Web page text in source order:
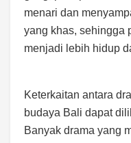
menari dan
yang khas, sehingga
menjadi lebih hidup
Keterkaitan antara
budaya Bali dapat
Banyak drama yang